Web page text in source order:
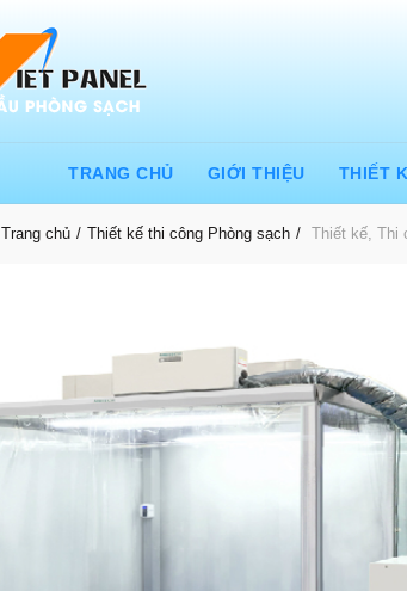
TRANG CHỦ GIỚI THIỆU THIẾT
Trang chủ Thiết kế thi công Phòng sạch Thiết kế, Thi